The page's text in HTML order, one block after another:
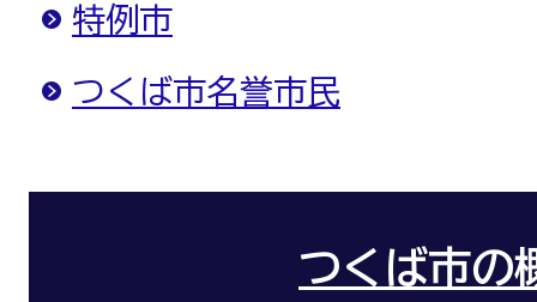
特例市
つくば市名誉市民
つくば市の